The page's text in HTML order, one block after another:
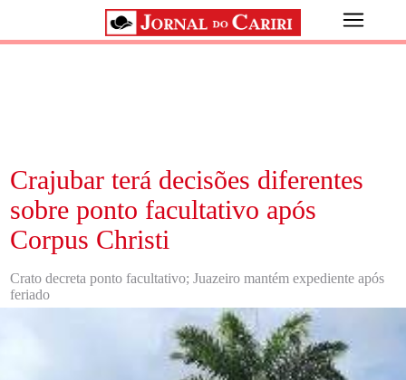
Crajubar terá decisões diferentes
sobre ponto facultativo após
Corpus Christi
Crato decreta ponto facultativo; Juazeiro mantém expediente após
feriado